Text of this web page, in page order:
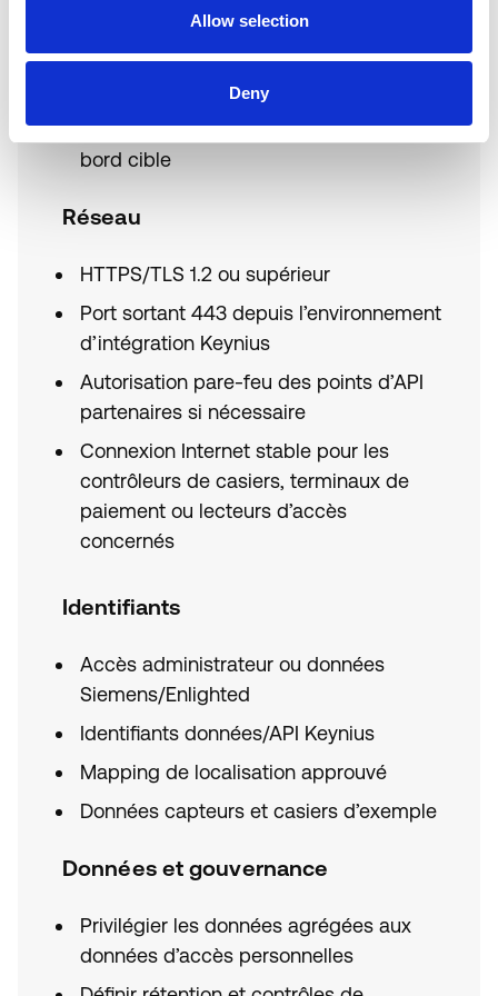
Allow selection
Deny
Connect ou Siemens Building X existant
le cas échéant
Hiérarchie bâtiment/étage/zone définie
Environnement analytique ou tableau de
bord cible
Réseau
HTTPS/TLS 1.2 ou supérieur
Port sortant 443 depuis l’environnement
d’intégration Keynius
Autorisation pare-feu des points d’API
partenaires si nécessaire
Connexion Internet stable pour les
contrôleurs de casiers, terminaux de
paiement ou lecteurs d’accès
concernés
Identifiants
Accès administrateur ou données
Siemens/Enlighted
Identifiants données/API Keynius
Mapping de localisation approuvé
Données capteurs et casiers d’exemple
Données et gouvernance
Privilégier les données agrégées aux
données d’accès personnelles